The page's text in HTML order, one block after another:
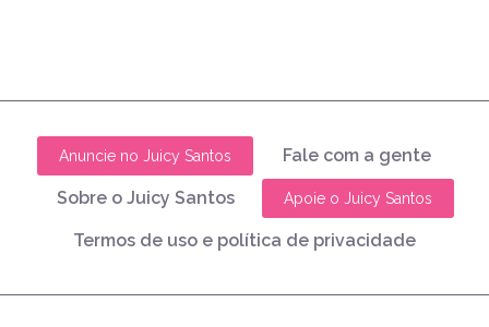
Anuncie no Juicy Santos Fale com a gente
Sobre o Juicy Santos Apoie o Juicy Santos
Termos de uso e política de privacidade